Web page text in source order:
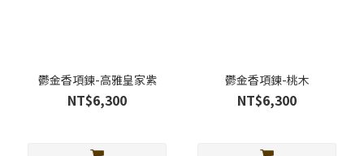
鬱金香項鍊-高雅皇家紫
NT$6,300
鬱金香項鍊-桃木
NT$6,300